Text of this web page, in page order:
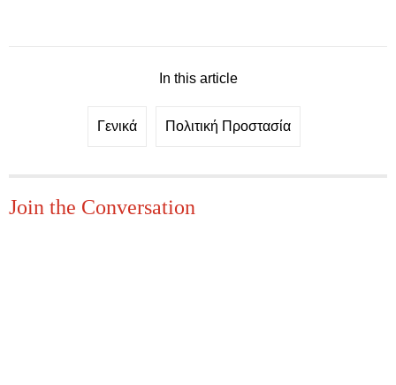
In this article
Γενικά Πολιτική Προστασία
Join the Conversation